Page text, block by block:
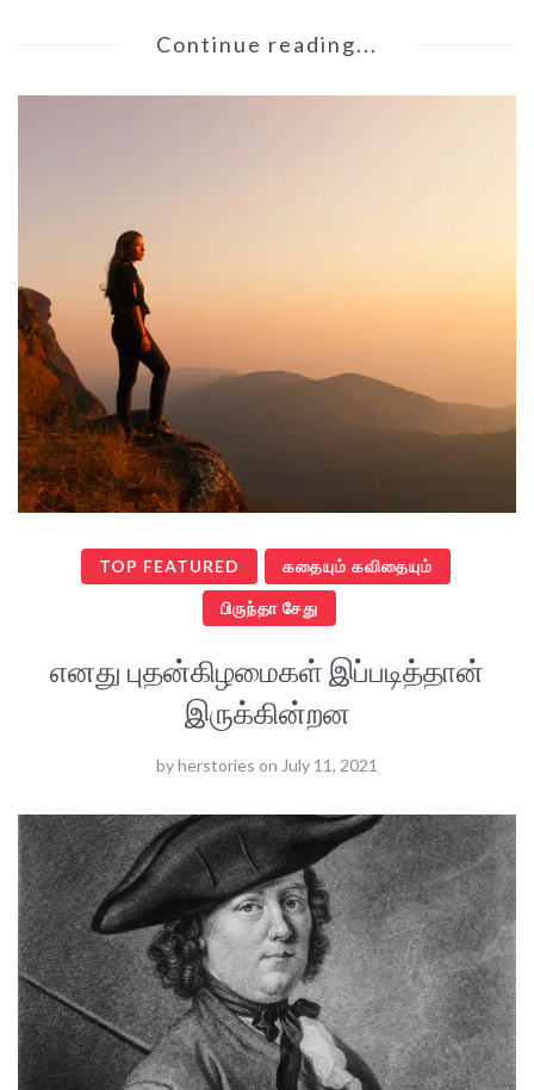
Continue reading...
TOP FEATURED கதையும் கவிதையும்
பிருந்தா சேது
எனது புதன்கிழமைகள் இப்படித்தான்
இருக்கின்றன
byherstories on July 11, 2021